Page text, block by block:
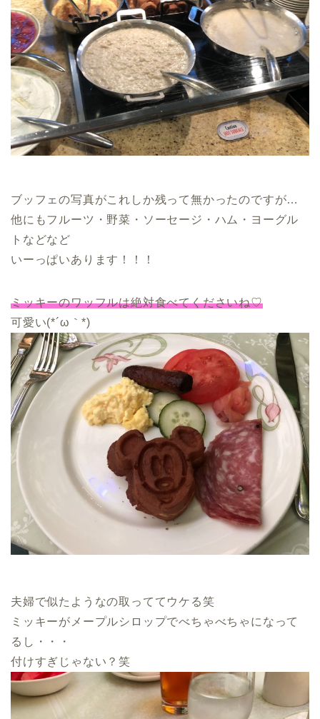
ブッフェの写真がこれしか残って無かったのですが…
他にもフルーツ・野菜・ソーセージ・ハム・ヨーグル
トなどなど
いーっぱいあります！！！
ミッキーのワッフルは絶対食べてくださいね♡
可愛い(*´ω｀*)
夫婦で似たようなの取っててウケる笑
ミッキーがメープルシロップでべちゃべちゃになって
るし・・・
付けすぎじゃない？笑